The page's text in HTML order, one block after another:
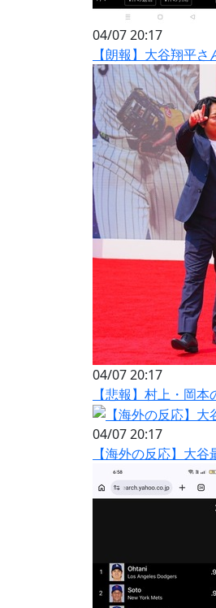
04/07 20:17
【朗報】大谷翔平
04/07 20:17
【悲報】村上・岡
04/07 20:17
【海外の反応】大